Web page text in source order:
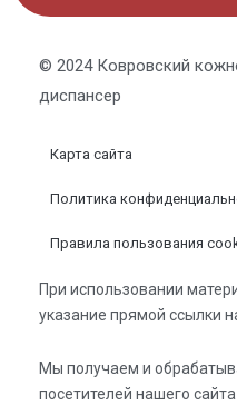
© 2024 Ковровский
диспансер
Карта сайта
Политика
Правила пользования
При использовании
указание прямой ссылки
Мы получаем и
посетителей нашего